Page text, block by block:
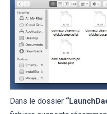
Dans le dossier